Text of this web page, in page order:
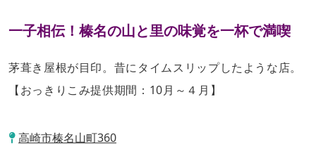
一子相伝！榛名の山と里の味覚を一杯で満喫
茅葺き屋根が目印。昔にタイムスリップしたような店。
【おっきりこみ提供期間：10月～４月】
高崎市榛名山町360